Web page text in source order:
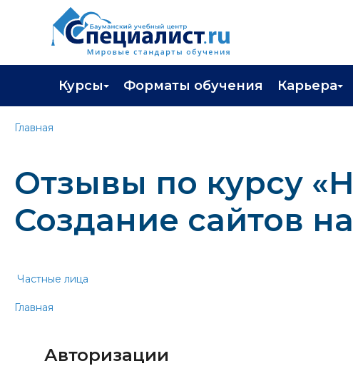
Курсы
Профессиональная переподготовка
Программа лояльности
Форматы обучения Карьера
Главная
Отзывы по курсу
Создание сайтов
Частные лица
Главная
Авторизации